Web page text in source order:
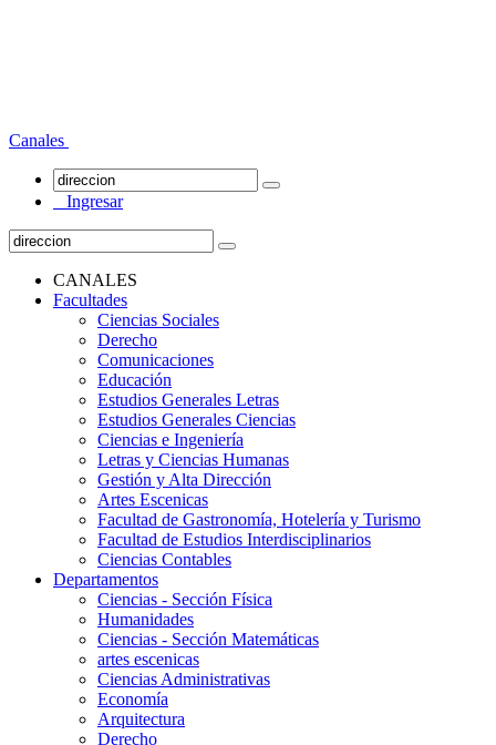
Canales
Ingresar
CANALES
Facultades
Ciencias Sociales
Derecho
Comunicaciones
Educación
Estudios Generales Letras
Estudios Generales Ciencias
Ciencias e Ingeniería
Letras y Ciencias Humanas
Gestión y Alta Dirección
Artes Escenicas
Facultad de Gastronomía, Hotelería y Turismo
Facultad de Estudios Interdisciplinarios
Ciencias Contables
Departamentos
Ciencias - Sección Física
Humanidades
Ciencias - Sección Matemáticas
artes escenicas
Ciencias Administrativas
Economía
Arquitectura
Derecho